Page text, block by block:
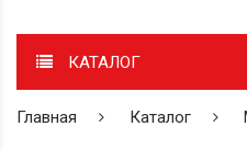
КАТАЛОГ
Главная Каталог